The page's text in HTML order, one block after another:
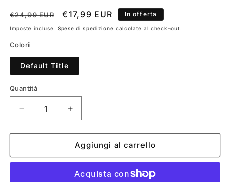
Prezzo
di
€24,99 EUR
Prezzo
scontato
€17,99 EUR In offerta
Imposte incluse. Spese di spedizione calcolate al check-out.
Colori
Default Title
Quantità
Diminuisci
quantità
per
PROTETTIVA
Aumenta
quantità
per
CUSTODIA
PROTETTIVA
MULTIFUNZIONALE
Aggiungi al carrello